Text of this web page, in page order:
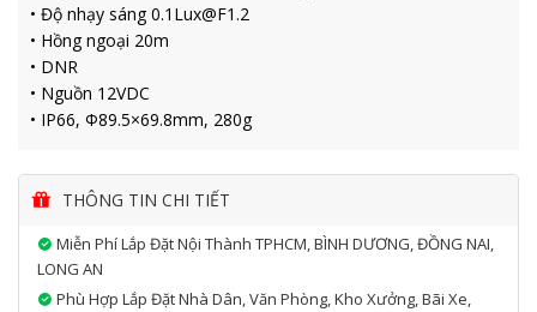
• Độ nhạy sáng 0.1Lux@F1.2
• Hồng ngoại 20m
• DNR
• Nguồn 12VDC
• IP66, Φ89.5×69.8mm, 280g
THÔNG TIN CHI TIẾT
Miễn Phí Lắp Đặt Nội Thành TPHCM, BÌNH DƯƠNG, ĐỒNG NAI,
LONG AN
Phù Hợp Lắp Đặt Nhà Dân, Văn Phòng, Kho Xưởng, Bãi Xe,